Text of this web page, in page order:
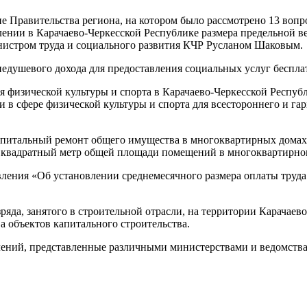
региона, на котором было рассмотрено 13
в Карачаево-Черкесской Республике размера предельной
труда и социального развития КЧР Русланом Шаковым.
дохода для предоставления социальных услуг
культуры и спорта в Карачаево-Черкесской
сфере физической культуры и спорта для всестороннего и
ремонт общего имущества в многоквартирных
метр общей площади помещений в
«Об установлении среднемесячного размера оплаты
занятого в строительной отрасли, на территории
капитального строительства.
представленные различными министерствами и